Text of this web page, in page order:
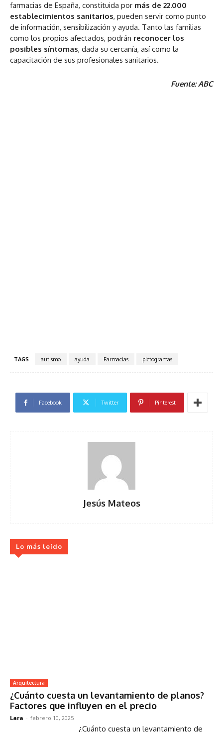
farmacias de España, constituida por más de 22.000
establecimientos sanitarios, pueden servir como punto
de información, sensibilización y ayuda. Tanto las familias
como los propios afectados, podrán reconocer los
posibles síntomas, dada su cercanía, así como la
capacitación de sus profesionales sanitarios.
Fuente: ABC
TAGS autismo ayuda Farmacias pictogramas
Facebook Twitter Pinterest
Jesús Mateos
Lo más leído
Arquitectura
¿Cuánto cuesta un levantamiento de planos?
Factores que influyen en el precio
Lara - febrero 10, 2025
¿Cuánto cuesta un levantamiento de